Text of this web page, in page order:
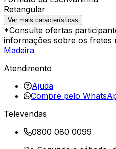
Retangular
Ver mais características
*Consulte ofertas
informações sobre os fretes
Madeira
Atendimento
Ajuda
Compre pelo
Televendas
0800 080 0099